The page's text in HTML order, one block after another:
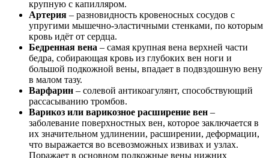
крупную с капилляром.
Артерия – разновидность кровеносных сосудов с
упругими мышечно-эластичными стенками, по которым
кровь идёт от сердца.
Бедренная вена – самая крупная вена верхней части
бедра, собирающая кровь из глубоких вен ноги и
большой подкожной вены, впадает в подвздошную вену
в малом тазу.
Варфарин – солевой антикоагулянт, способствующий
рассасыванию тромбов.
Варикоз или варикозное расширение вен –
заболевание поверхностных вен, которое заключается в
их значительном удлинении, расширении, деформации,
что выражается во всевозможных извивах и узлах.
Поражает в основном подкожные вены нижних